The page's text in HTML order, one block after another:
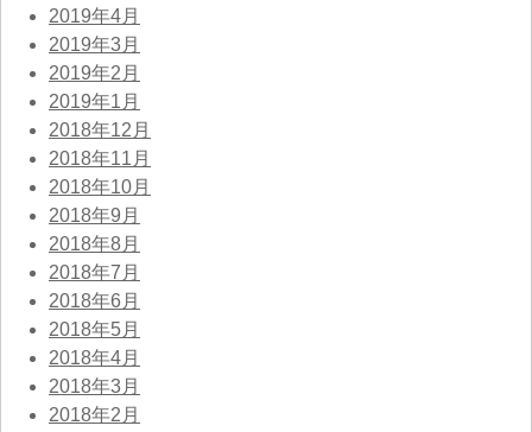
2019年4月
2019年3月
2019年2月
2019年1月
2018年12月
2018年11月
2018年10月
2018年9月
2018年8月
2018年7月
2018年6月
2018年5月
2018年4月
2018年3月
2018年2月